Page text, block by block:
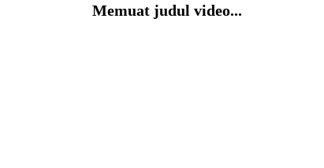
Memuat judul video...